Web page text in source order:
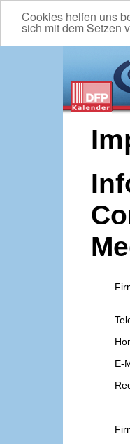
Cookies helfen uns
sich mit dem Setzen
E-